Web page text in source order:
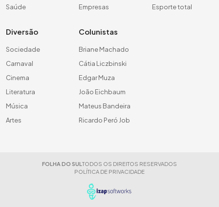
Saúde
Empresas
Esporte total
Diversão
Sociedade
Carnaval
Cinema
Literatura
Música
Artes
Colunistas
Briane Machado
Cátia Liczbinski
Edgar Muza
João Eichbaum
Mateus Bandeira
Ricardo Peró Job
FOLHA DO SUL TODOS OS DIREITOS RESERVADOS
POLÍTICA DE PRIVACIDADE